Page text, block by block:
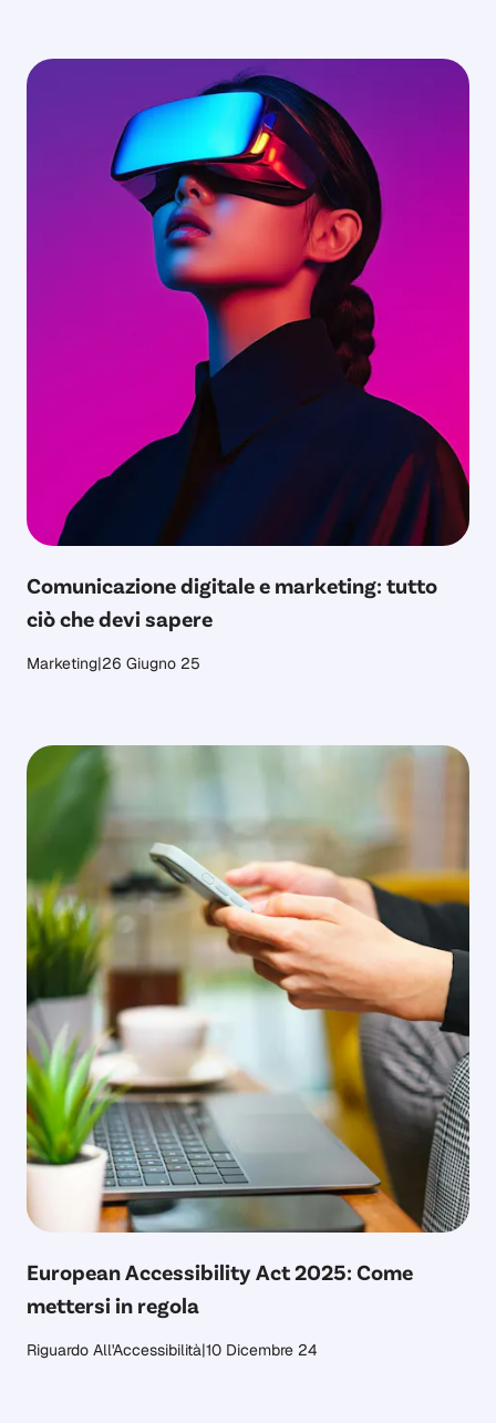
Comunicazione digitale e marketing: tutto
ciò che devi sapere
Marketing|26 Giugno 25
European Accessibility Act 2025: Come
mettersi in regola
Riguardo All'Accessibilità|10 Dicembre 24